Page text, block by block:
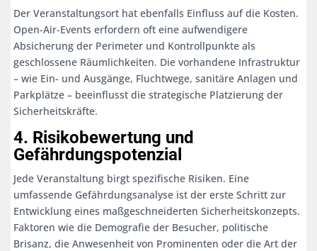
Der Veranstaltungsort hat ebenfalls Einfluss auf die Kosten.
Open-Air-Events erfordern oft eine aufwendigere
Absicherung der Perimeter und Kontrollpunkte als
geschlossene Räumlichkeiten. Die vorhandene Infrastruktur
– wie Ein- und Ausgänge, Fluchtwege, sanitäre Anlagen und
Parkplätze – beeinflusst die strategische Platzierung der
Sicherheitskräfte.
4. Risikobewertung und
Gefährdungspotenzial
Jede Veranstaltung birgt spezifische Risiken. Eine
umfassende Gefährdungsanalyse ist der erste Schritt zur
Entwicklung eines maßgeschneiderten Sicherheitskonzepts.
Faktoren wie die Demografie der Besucher, politische
Brisanz, die Anwesenheit von Prominenten oder die Art der